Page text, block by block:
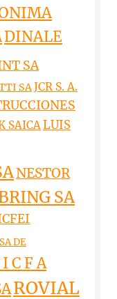
DINALE
SA
SAJCR S. A.
SAICALUIS
NESTOR
SA
DE
C F A
ROVIAL